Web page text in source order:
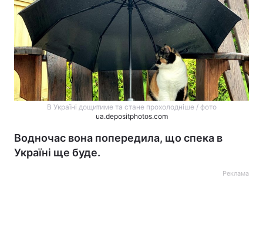
В Україні дощитиме та стане прохолодніше / фото
ua.depositphotos.com
Водночас вона попередила, що спека в
Україні ще буде.
Реклама